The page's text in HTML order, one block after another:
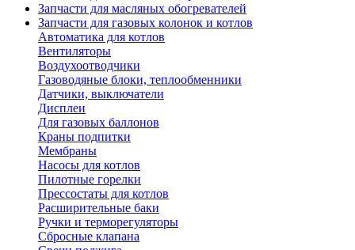
Запчасти для масляных обогревателей
Запчасти для газовых колонок и котлов
Автоматика для котлов
Вентиляторы
Воздухоотводчики
Газоводяные блоки, теплообменники
Датчики, выключатели
Дисплеи
Для газовых баллонов
Краны подпитки
Мембраны
Насосы для котлов
Пилотные горелки
Прессостаты для котлов
Расширительные баки
Ручки и терморегуляторы
Сбросные клапана